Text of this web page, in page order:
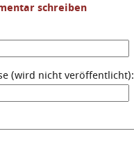
schreiben
(wird nicht veröffentlicht):